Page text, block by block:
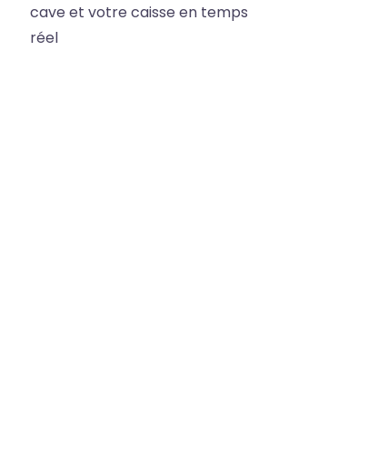
cave et votre caisse en temps
réel